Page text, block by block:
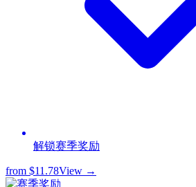
解锁赛季奖励
from $11.78View →